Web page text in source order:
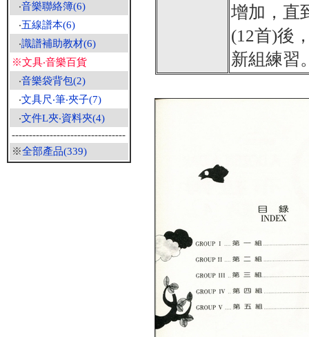
‧音樂聯絡簿(6)
‧五線譜本(6)
‧識譜補助教材(6)
※文具‧音樂百貨
‧音樂袋背包(2)
‧文具尺‧筆‧夾子(7)
‧文件L夾‧資料夾(4)
---------------------------------
※全部產品(339)
增加，直
(12首)後
新組練習